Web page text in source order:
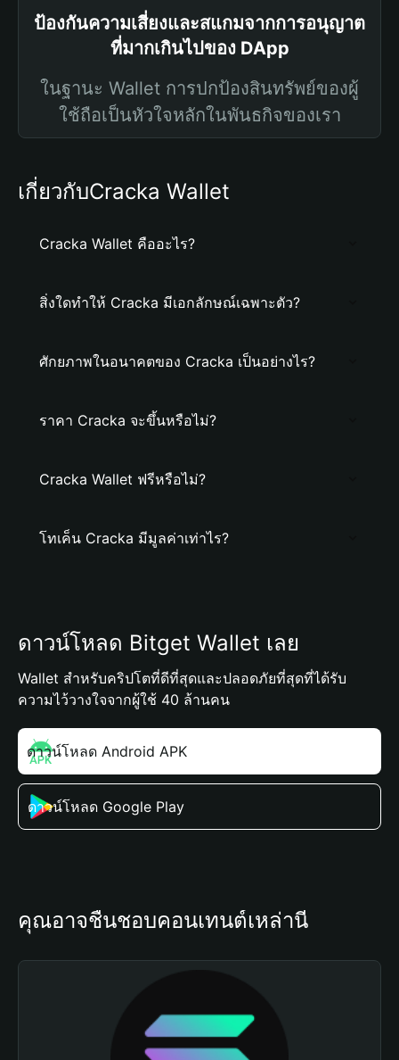
ป้องกันความเสี่ยงและสแกมจากการอนุญาต
ที่มากเกินไปของ DApp
ในฐานะ Wallet การปกป้องสินทรัพย์ของผู้
ใช้ถือเป็นหัวใจหลักในพันธกิจของเรา
เกี่ยวกับCracka Wallet
Cracka Wallet คืออะไร?
สิ่งใดทำให้ Cracka มีเอกลักษณ์เฉพาะตัว?
ศักยภาพในอนาคตของ Cracka เป็นอย่างไร?
ราคา Cracka จะขึ้นหรือไม่?
Cracka Wallet ฟรีหรือไม่?
โทเค็น Cracka มีมูลค่าเท่าไร?
ดาวน์โหลด Bitget Wallet เลย
Wallet สำหรับคริปโตที่ดีที่สุดและปลอดภัยที่สุดที่ได้รับ
ความไว้วางใจจากผู้ใช้ 40 ล้านคน
ดาวน์โหลด Android APK
ดาวน์โหลด Google Play
คุณอาจชื่นชอบคอนเทนต์เหล่านี้